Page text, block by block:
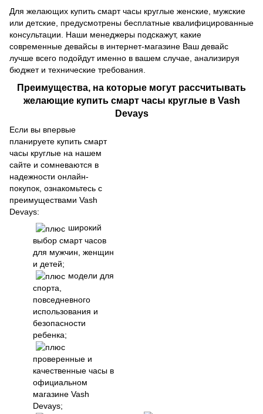
Для желающих купить смарт часы круглые женские, мужские
или детские, предусмотрены бесплатные квалифицированные
консультации. Наши менеджеры подскажут, какие
современные девайсы в интернет-магазине Ваш девайс
лучше всего подойдут именно в вашем случае, анализируя
бюджет и технические требования.
Преимущества, на которые могут рассчитывать
желающие купить смарт часы круглые в Vash
Devays
Если вы впервые
планируете купить смарт
часы круглые на нашем
сайте и сомневаются в
надежности онлайн-
покупок, ознакомьтесь с
преимуществами Vash
Devays:
широкий
выбор смарт часов
для мужчин, женщин
и детей;
модели для
спорта,
повседневного
использования и
безопасности
ребенка;
проверенные и
качественные часы в
официальном
магазине Vash
Devays;